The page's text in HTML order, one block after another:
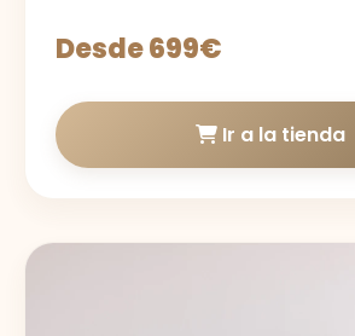
Desde 699€
Ir a la tienda